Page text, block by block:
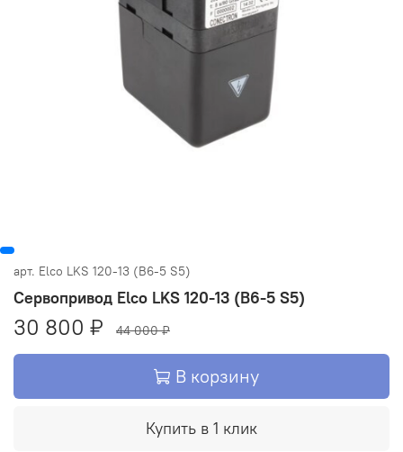
арт. Elco LKS 120-13 (B6-5 S5)
Сервопривод Elco LKS 120-13 (B6-5 S5)
30 800 ₽ 44 000 ₽
В корзину
Купить в 1 клик